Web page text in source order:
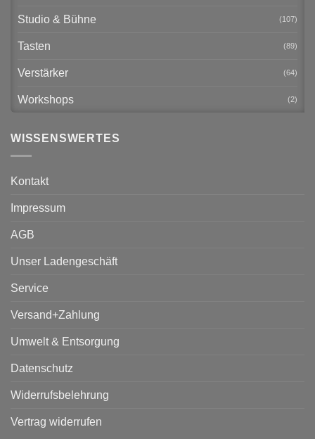
Studio & Bühne (107)
Tasten (89)
Verstärker (64)
Workshops (2)
WISSENSWERTES
Kontakt
Impressum
AGB
Unser Ladengeschäft
Service
Versand+Zahlung
Umwelt & Entsorgung
Datenschutz
Widerrufsbelehrung
Vertrag widerrufen